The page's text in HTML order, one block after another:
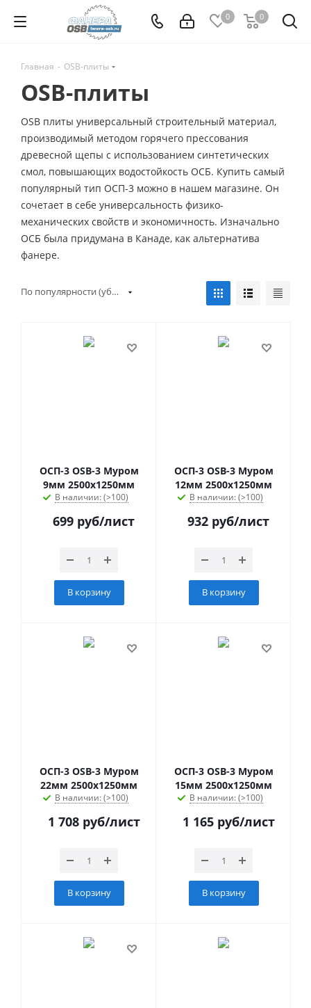
0 0
Главная - OSB-плиты
OSB-плиты
OSB плиты универсальный строительный материал,
производимый методом горячего прессования
древесной щепы с использованием синтетических
смол, повышающих водостойкость ОСБ. Купить самый
популярный тип ОСП-3 можно в нашем магазине. Он
сочетает в себе универсальность физико-
механических свойств и экономичность. Изначально
ОСБ была придумана в Канаде, как альтернатива
фанере.
По популярности (убывание)
ОСП-3 OSB-3 Муром
9мм 2500х1250мм
В наличии: (>100)
699 руб/лист
В корзину
ОСП-3 OSB-3 Муром
12мм 2500х1250мм
В наличии: (>100)
932 руб/лист
В корзину
ОСП-3 OSB-3 Муром
22мм 2500х1250мм
В наличии: (>100)
1 708руб/лист
В корзину
ОСП-3 OSB-3 Муром
15мм 2500х1250мм
В наличии: (>100)
1 165руб/лист
В корзину